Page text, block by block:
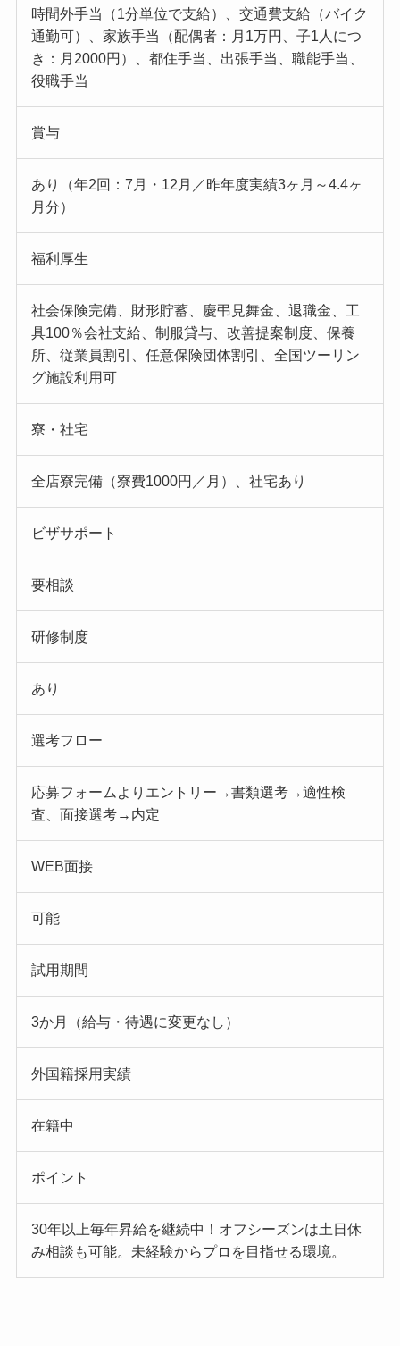
時間外手当（1分単位で支給）、交通費支給（バイク
通勤可）、家族手当（配偶者：月1万円、子1人につ
き：月2000円）、都住手当、出張手当、職能手当、
役職手当
賞与
あり（年2回：7月・12月／昨年度実績3ヶ月～4.4ヶ
月分）
福利厚生
社会保険完備、財形貯蓄、慶弔見舞金、退職金、工
具100％会社支給、制服貸与、改善提案制度、保養
所、従業員割引、任意保険団体割引、全国ツーリン
グ施設利用可
寮・社宅
全店寮完備（寮費1000円／月）、社宅あり
ビザサポート
要相談
研修制度
あり
選考フロー
応募フォームよりエントリー→書類選考→適性検
査、面接選考→内定
WEB面接
可能
試用期間
3か月（給与・待遇に変更なし）
外国籍採用実績
在籍中
ポイント
30年以上毎年昇給を継続中！オフシーズンは土日休
み相談も可能。未経験からプロを目指せる環境。